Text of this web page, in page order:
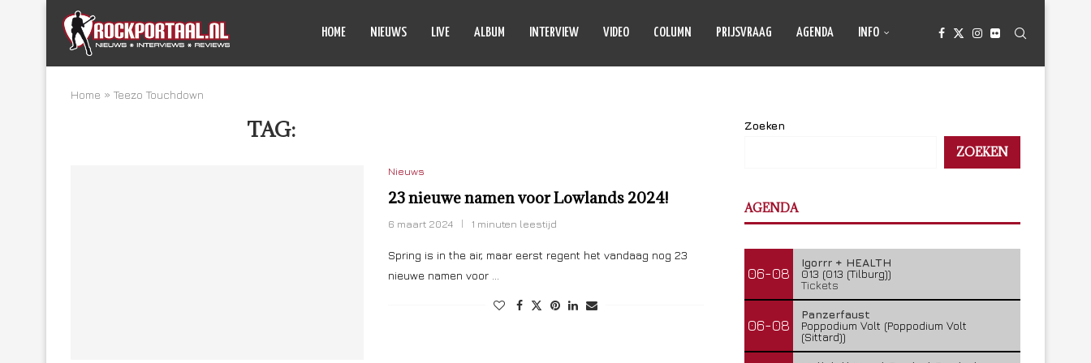
HOME NIEUWS LIVE ALBUM INTERVIEW VIDEO COLUMN PRIJSVRAAG AGENDA INFO
Home » Teezo Touchdown
TAG:
Nieuws
23 nieuwe namen voor Lowlands 2024!
6 maart 2024 1 minuten leestijd
Spring is in the air, maar eerst regent het vandaag nog 23
nieuwe namen voor …
Zoeken
ZOEKEN
AGENDA
06-08
Igorrr + HEALTH
013 (013 (Tilburg))
Tickets
06-08
Panzerfaust
Poppodium Volt (Poppodium Volt
(Sittard))